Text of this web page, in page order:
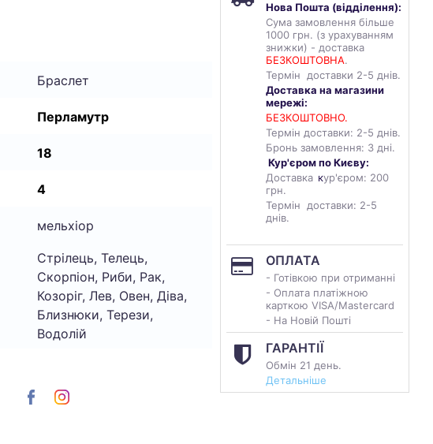
Браслет
Перламутр
18
4
мельхіор
Стрілець, Телець,
Скорпіон, Риби, Рак,
Козоріг, Лев, Овен, Діва,
Близнюки, Терези,
Водолій
Нова Пошта (відділення):
Сума замовлення більше
1000 грн. (з урахуванням
знижки) - доставка
БЕЗКОШТОВНА.
Термін доставки 2-5 днів.
Доставка на магазини
мережі:
БЕЗКОШТОВНО.
Термін доставки: 2-5 днів.
Бронь замовлення: 3 дні.
Кур'єром по Києву:
Доставка кур'єром: 200
грн.
Термін доставки: 2-5
днів.
ОПЛАТА
- Готівкою при отриманні
- Оплата платіжною
карткою VISA/Mastercard
- На Новій Пошті
ГАРАНТІЇ
Обмін 21 день.
Детальніше